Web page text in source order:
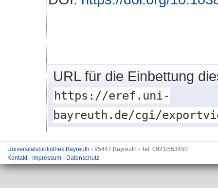
URL für die Einbettung
https://eref.uni-
bayreuth.de/cgi/
Universitätsbibliothek Bayreuth - 95447 Bayreuth - Tel. 0921/553450
Kontakt- Impressum - Datenschutz